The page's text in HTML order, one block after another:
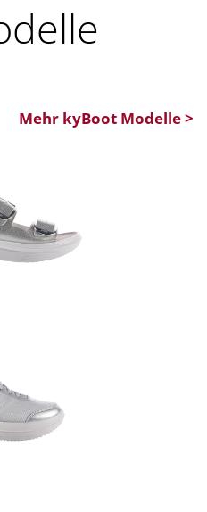
Mehr kyBoot Modelle >